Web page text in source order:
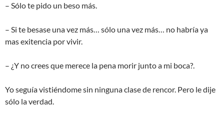
– Sólo te pido un beso más.
– Si te besase una vez más… sólo una vez más… no habría ya
mas exitencia por vivir.
– ¿Y no crees que merece la pena morir junto a mi boca?.
Yo seguía vistiéndome sin ninguna clase de rencor. Pero le dije
sólo la verdad.